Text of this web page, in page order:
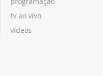
tv ao vivo
vídeos